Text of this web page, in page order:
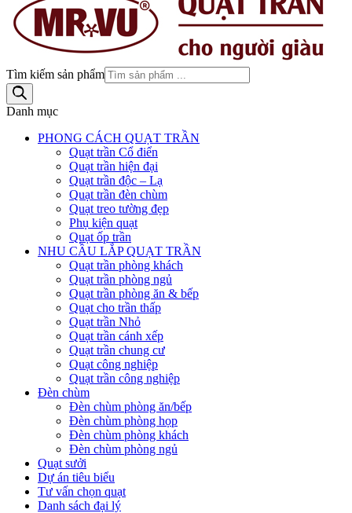
Tìm kiếm sản phẩm
Danh mục
PHONG CÁCH QUẠT TRẦN
Quạt trần Cổ điển
Quạt trần hiện đại
Quạt trần độc – Lạ
Quạt trần đèn chùm
Quạt treo tường đẹp
Phụ kiện quạt
Quạt ốp trần
NHU CẦU LẮP QUẠT TRẦN
Quạt trần phòng khách
Quạt trần phòng ngủ
Quạt trần phòng ăn & bếp
Quạt cho trần thấp
Quạt trần Nhỏ
Quạt trần cánh xếp
Quạt trần chung cư
Quạt công nghiệp
Quạt trần công nghiệp
Đèn chùm
Đèn chùm phòng ăn/bếp
Đèn chùm phòng họp
Đèn chùm phòng khách
Đèn chùm phòng ngủ
Quạt sưởi
Dự án tiêu biểu
Tư vấn chọn quạt
Danh sách đại lý